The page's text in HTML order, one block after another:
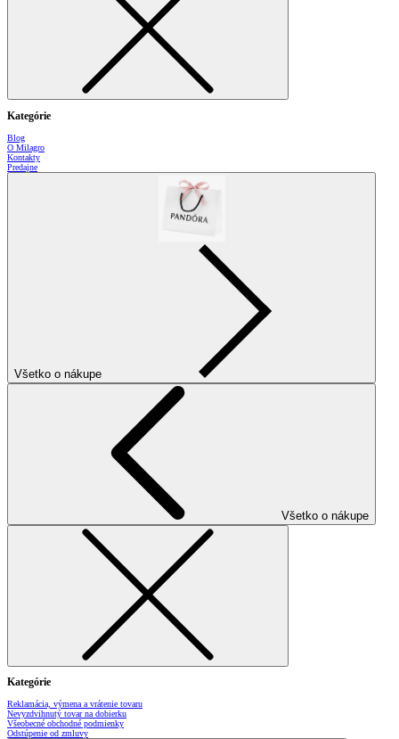
Kategórie
Blog
O Milagro
Kontakty
Predajne
Všetko o nákupe
Všetko o nákupe
Kategórie
Reklamácia, výmena a vrátenie tovaru
Nevyzdvihnutý tovar na dobierku
Všeobecné obchodné podmienky
Odstúpenie od zmluvy